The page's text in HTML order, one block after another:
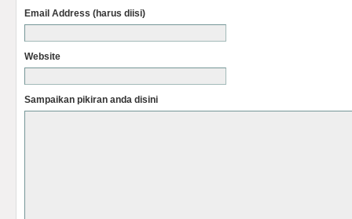
Email Address (harus diisi)
Website
Sampaikan pikiran anda disini